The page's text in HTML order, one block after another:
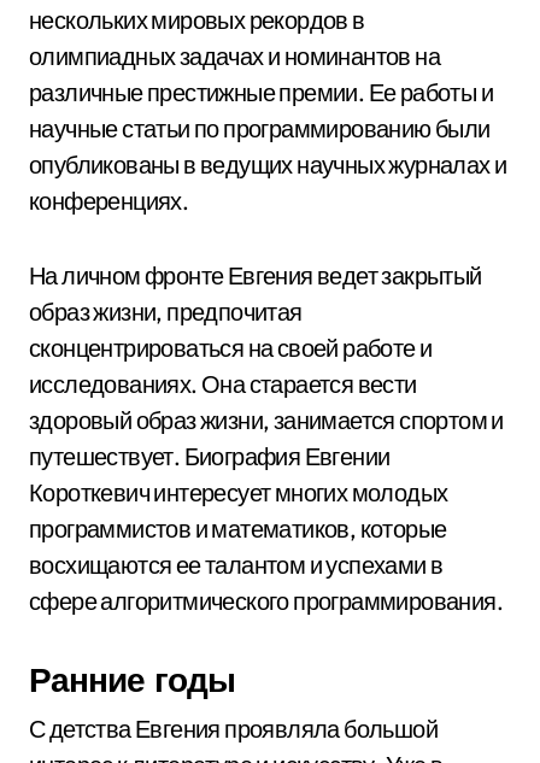
нескольких мировых рекордов в
олимпиадных задачах и номинантов на
различные престижные премии. Ее работы и
научные статьи по программированию были
опубликованы в ведущих научных журналах и
конференциях.
На личном фронте Евгения ведет закрытый
образ жизни, предпочитая
сконцентрироваться на своей работе и
исследованиях. Она старается вести
здоровый образ жизни, занимается спортом и
путешествует. Биография Евгении
Короткевич интересует многих молодых
программистов и математиков, которые
восхищаются ее талантом и успехами в
сфере алгоритмического программирования.
Ранние годы
С детства Евгения проявляла большой